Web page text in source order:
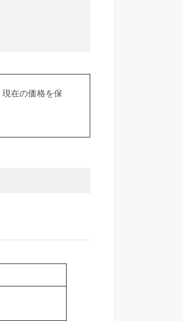
在の価格を保